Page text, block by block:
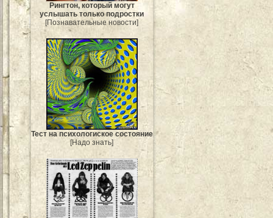
Рингтон, который могут
услышать только подростки
[Познавательные новости]
Тест на психологиское состояние
[Надо знать]